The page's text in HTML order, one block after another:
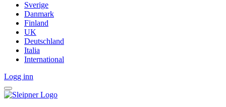
Sverige
Danmark
Finland
UK
Deutschland
Italia
International
Logg inn